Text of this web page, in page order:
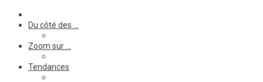
Du côté des …
Zoom sur …
Tendances